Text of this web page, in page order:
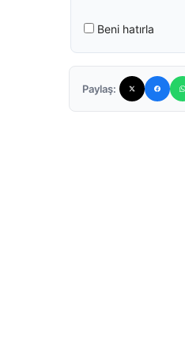
Beni hatırla
Paylaş: